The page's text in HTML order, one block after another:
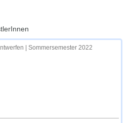
| Sommersemester 2022